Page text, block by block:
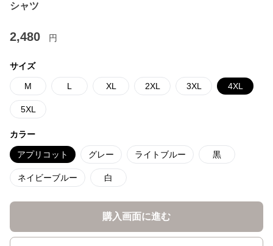
シャツ
2,480 円
サイズ
M L XL 2XL 3XL 4XL
5XL
カラー
アプリコット グレー ライトブルー 黒
ネイビーブルー 白
購入画面に進む